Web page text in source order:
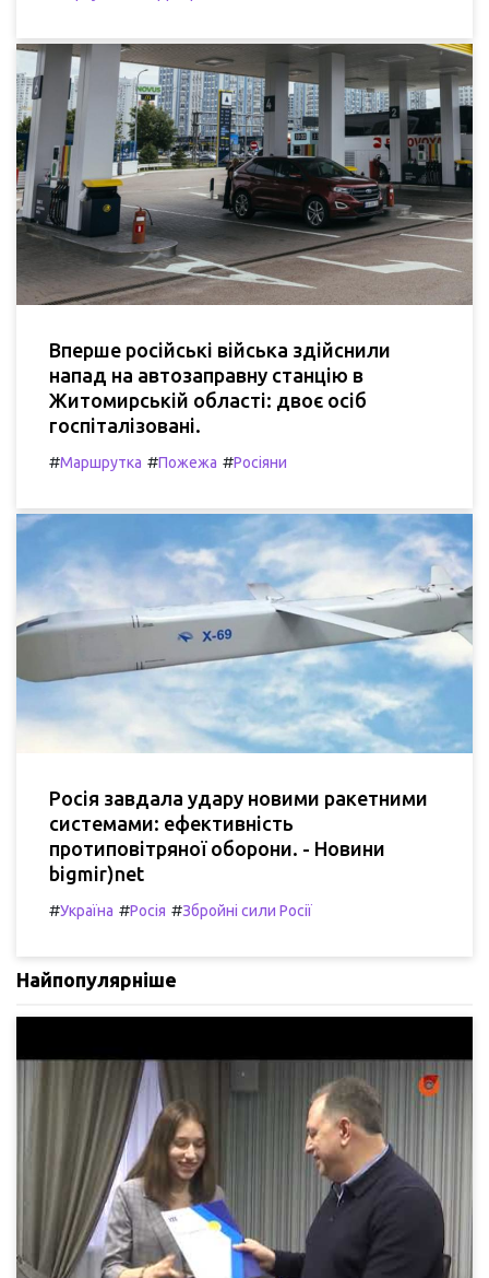
Вперше російські війська здійснили
напад на автозаправну станцію в
Житомирській області: двоє осіб
госпіталізовані.
#Маршрутка #Пожежа #Росіяни
Росія завдала удару новими ракетними
системами: ефективність
протиповітряної оборони. - Новини
bigmir)net
#Україна #Росія #Збройні сили Росії
Найпопулярніше